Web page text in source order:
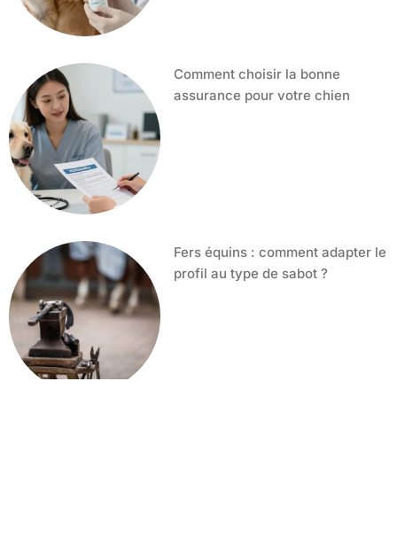
Comment choisir la bonne
assurance pour votre chien
Fers équins : comment adapter le
profil au type de sabot ?